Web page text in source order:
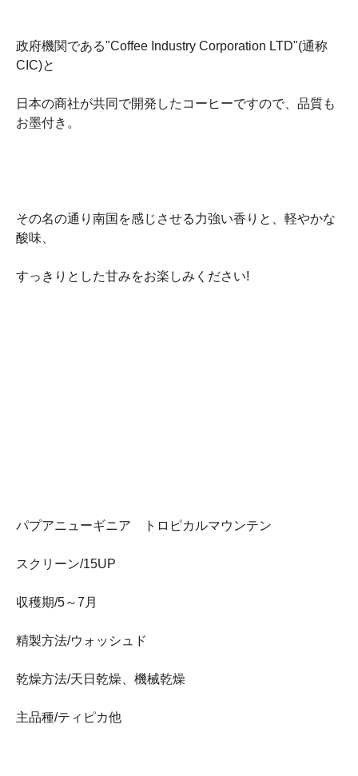
政府機関である"Coffee Industry Corporation LTD"(通称
CIC)と
日本の商社が共同で開発したコーヒーですので、品質も
お墨付き。
その名の通り南国を感じさせる力強い香りと、軽やかな
酸味、
すっきりとした甘みをお楽しみください!
パプアニューギニア トロピカルマウンテン
スクリーン/15UP
収穫期/5～7月
精製方法/ウォッシュド
乾燥方法/天日乾燥、機械乾燥
主品種/ティピカ他